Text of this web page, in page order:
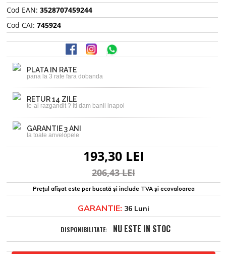
Cod EAN: 3528707459244
Cod CAI: 745924
PLATA IN RATE
pana la 3 rate fara dobanda
RETUR 14 ZILE
te-ai razgandit ? Iti dam banii inapoi
GARANTIE 3 ANI
la toate anvelopele
193,30 LEI
206,43 LEI
Prețul afișat este per bucată și include TVA și ecovaloarea
GARANTIE: 36 Luni
DISPONIBILITATE: NU ESTE IN STOC